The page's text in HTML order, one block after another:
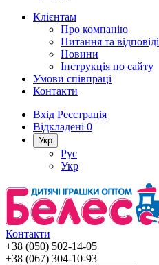
Клієнтам
Про компанію
Питання та відповіді
Новини
Інструкція по сайту
Умови співпраці
Контакти
Вхід Реєстрація
Відкладені 0
Укр
Рус
Укр
Контакти
+38 (050) 502-14-05
+38 (067) 304-10-93